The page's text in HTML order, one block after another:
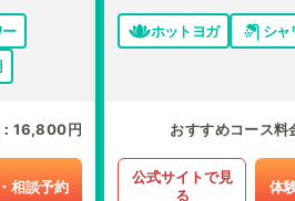
16,800円
相談予約
ホットヨガ シャ
おすすめコース料
公式サイトで見
る
体